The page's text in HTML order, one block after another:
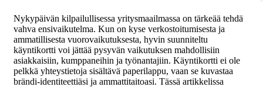
Nykypäivän kilpailullisessa yritysmaailmassa on tärkeää tehdä
vahva ensivaikutelma. Kun on kyse verkostoitumisesta ja
ammatillisesta vuorovaikutuksesta, hyvin suunniteltu
käyntikortti voi jättää pysyvän vaikutuksen mahdollisiin
asiakkaisiin, kumppaneihin ja työnantajiin. Käyntikortti ei ole
pelkkä yhteystietoja sisältävä paperilappu, vaan se kuvastaa
brändi-identiteettiäsi ja ammattitaitoasi. Tässä artikkelissa